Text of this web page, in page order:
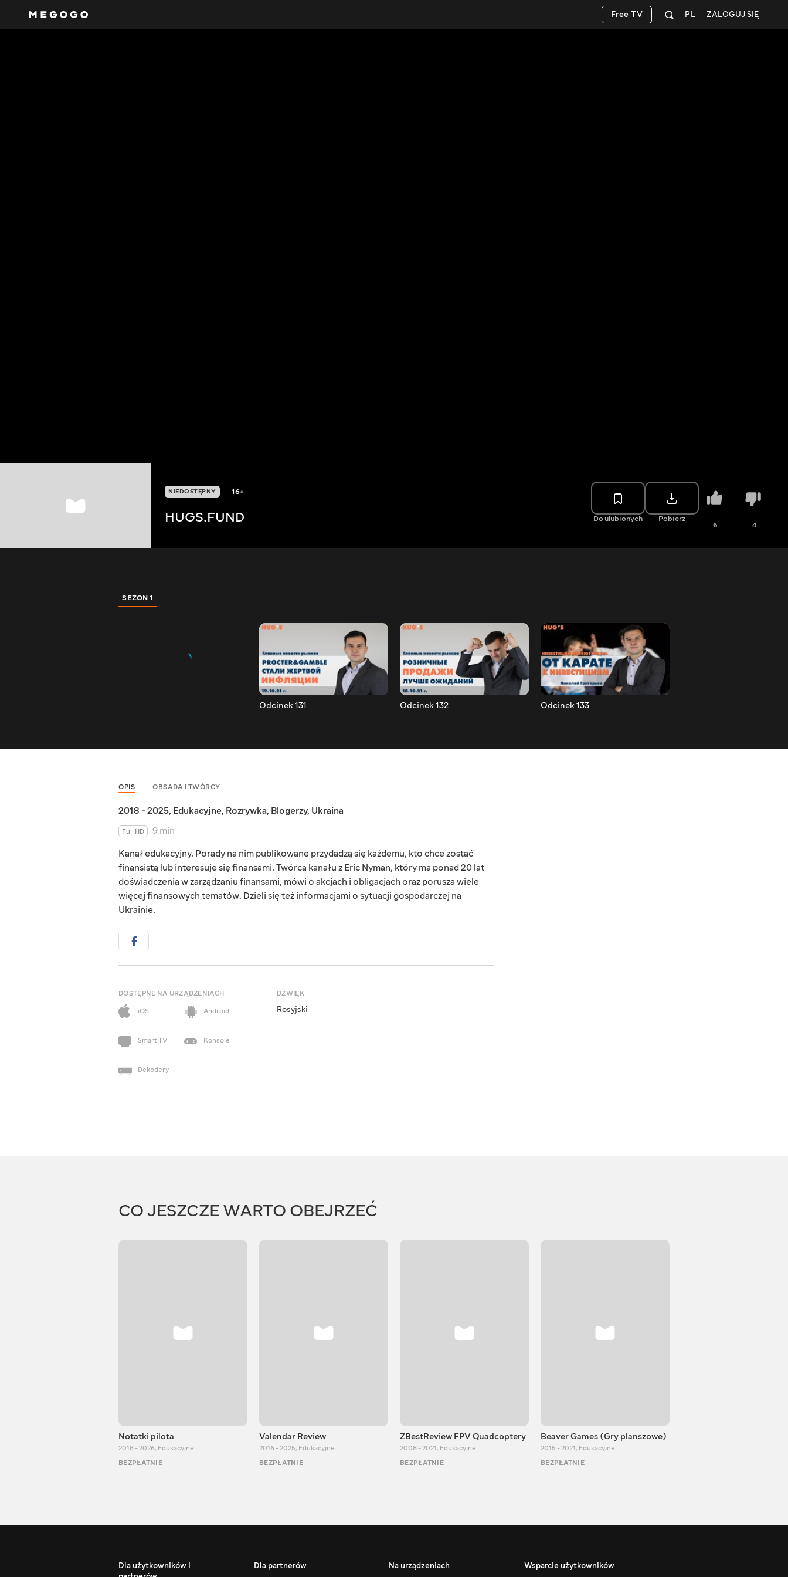
ZALOGUJ SIĘ
PL
Free TV
NIEDOSTĘPNY 16+
HUGS.FUND Do ulubionych Pobierz
6 4
SEZON 1
Odcinek 131 Odcinek 132 Odcinek 133
OPIS OBSADA I TWÓRCY
2018 - 2025, Edukacyjne, Rozrywka, Blogerzy, Ukraina
Full HD
9 min
Kanał edukacyjny. Porady na nim publikowane przydadzą się każdemu, kto chce zostać
finansistą lub interesuje się finansami. Twórca kanału z Eric Nyman, który ma ponad 20 lat
doświadczenia w zarządzaniu finansami, mówi o akcjach i obligacjach oraz porusza wiele
więcej finansowych tematów. Dzieli się też informacjami o sytuacji gospodarczej na
Ukrainie.
DOSTĘPNE NA URZĄDZENIACH
iOS
Android
Smart TV Konsole
Dekodery
DŹWIĘK
Rosyjski
CO JESZCZE WARTO OBEJRZEĆ
Notatki pilota
2018 - 2026, Edukacyjne
BEZPŁATNIE
Valendar Review
2016 - 2025, Edukacyjne
BEZPŁATNIE
ZBestReview FPV Quadcoptery
2008 - 2021, Edukacyjne
BEZPŁATNIE
Beaver Games (Gry planszowe)
2015 - 2021, Edukacyjne
BEZPŁATNIE
Dla użytkowników i
Dla partnerów Na urządzeniach Wsparcie użytkowników